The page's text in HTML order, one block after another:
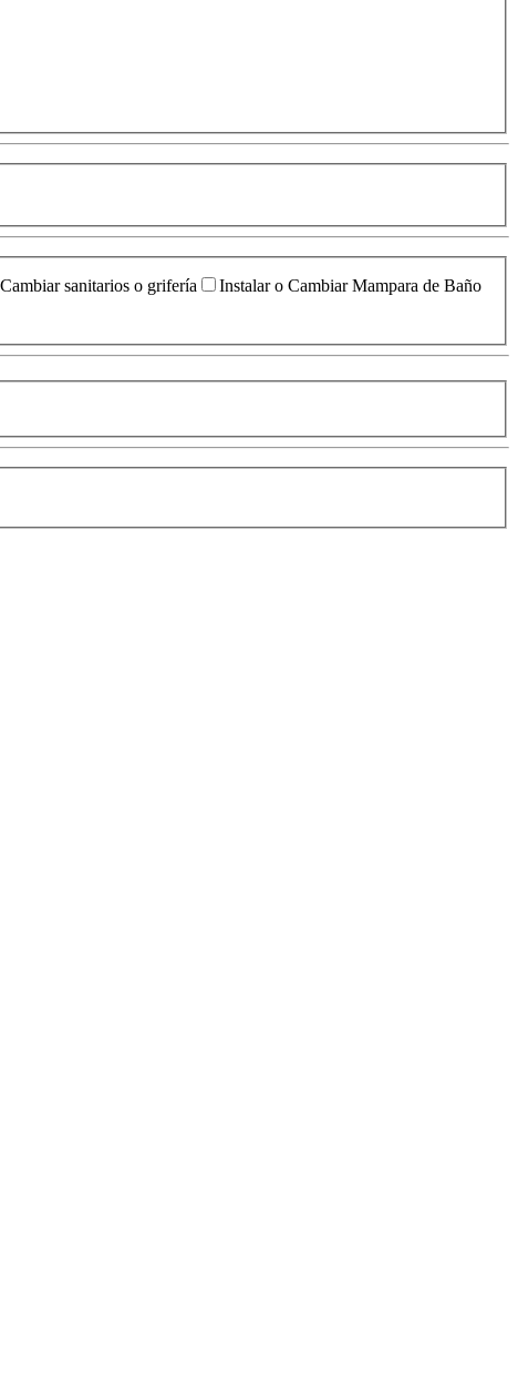
Cambiar sanitarios o grifería Instalar o Cambiar Mampara de Baño